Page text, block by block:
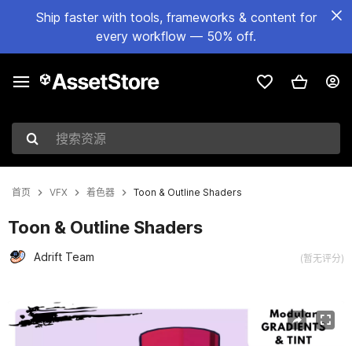
Ship faster with tools, frameworks & content for
every workflow — 50% off.
搜索资源
首页 VFX 着色器 Toon & Outline Shaders
Toon & Outline Shaders
Adrift Team (暂无评分)
当前幻灯片：1 / 6